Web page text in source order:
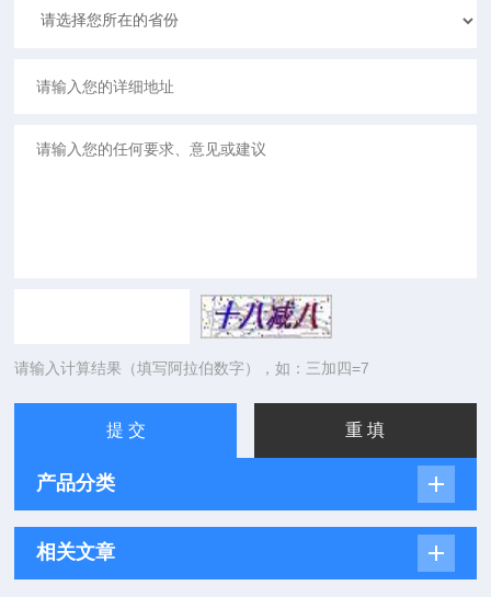
请输入计算结果（填写阿拉伯数字），如：三加四=7
产品分类
相关文章